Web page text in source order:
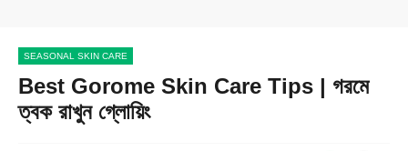
SEASONAL SKIN CARE
Best Gorome Skin Care Tips | গরমে
ত্বক রাখুন গ্লোয়িং